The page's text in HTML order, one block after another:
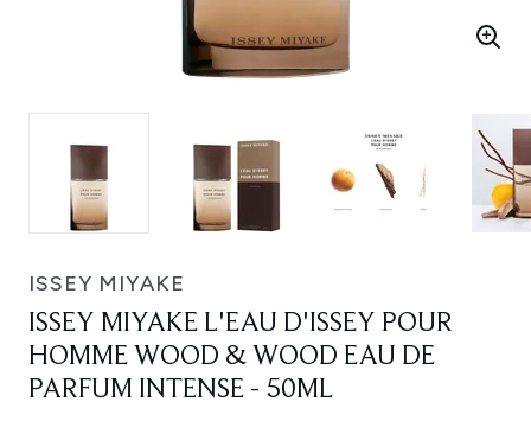
ISSEY MIYAKE
ISSEY MIYAKE L'EAU D'ISSEY POUR
HOMME WOOD & WOOD EAU DE
PARFUM INTENSE - 50ML